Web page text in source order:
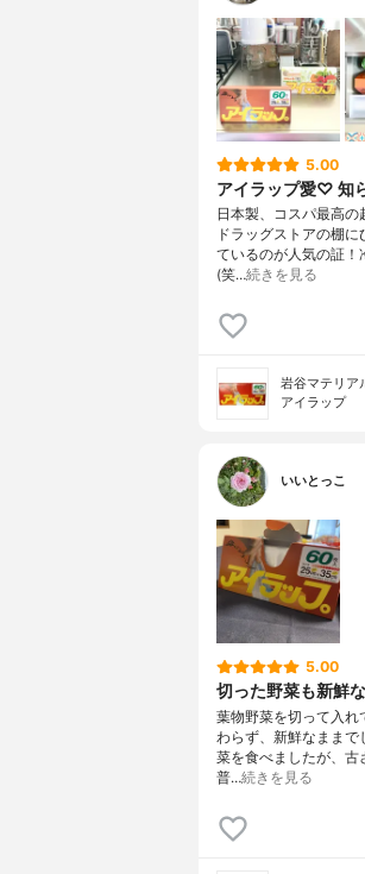
5.00
アイラップ愛♡ 知
日本製、コスパ最高
ドラッグストアの棚
ているのが人気の証！
(笑…続きを見る
岩谷マテリア
アイラップ
いいとっこ
5.00
切った野菜も新鮮
葉物野菜を切って入れ
わらず、新鮮なまま
菜を食べましたが、古
普…続きを見る